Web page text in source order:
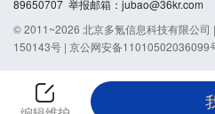
89650707 举报邮箱：jubao@36kr.com
© 2011~2026 北京多氪信息科技有限公司 |
150143号 | 京公网安备11010502036099